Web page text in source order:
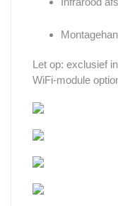
Let op: exclusief
WiFi-module